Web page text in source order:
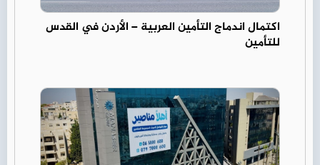
اكتمال اندماج التأمين العربية – الأردن في القدس
للتأمين